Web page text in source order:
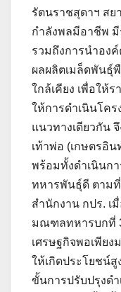
รัตนราชสุดาฯ สย
กำลังพลมีอาชีพ
รวมถึงการนำอง
ผลผลิตเมล็ดพันธุ์
ใกล้เคียง เพื่อให้
ให้การดำเนินโค
แนวทางเดียวกัน
เท้าพ่อ (เกษตรอิน
พร้อมทั้งดำเนินก
ทหารพันธุ์ดี ตาม
สำนักงาน กปร. เ
มณฑลทหารบกที่
เศรษฐกิจพอเพีย
ให้เกิดประโยชน์
ขั้นการปรับปรุงด